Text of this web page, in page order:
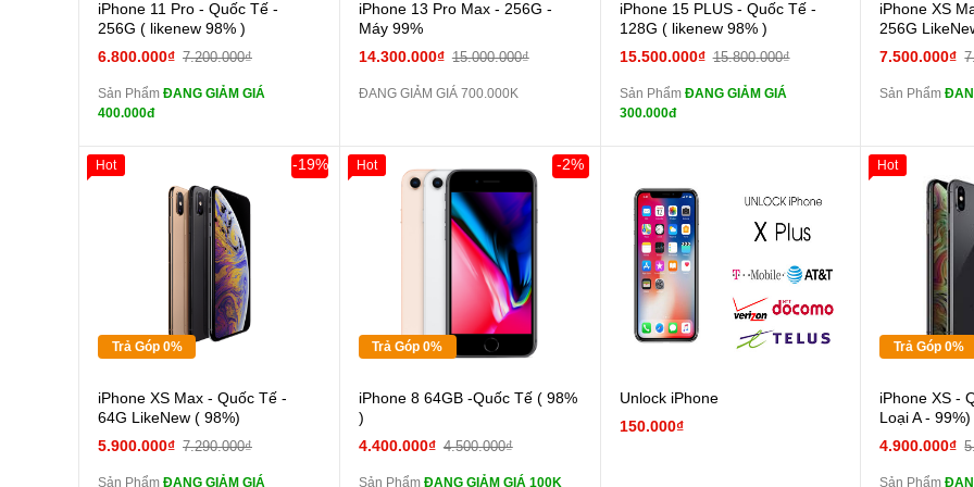
màn
tai nghe iPhone 6S
Pin dự phòng và
các Phụ Kiện Khác
iPhone 11 Pro - Quốc Tế -
256G ( likenew 98% )
6.800.000₫ 7.200.000₫
Sản Phẩm ĐANG GIẢM GIÁ
400.000đ
iPhone 13 Pro Max - 256G -
Máy 99%
14.300.000₫ 15.000.000₫
ĐANG GIẢM GIÁ 700.000K
màn
tai nghe iPhone 6S
Pin dự phòng và
các Phụ Kiện Khác
iPhone 15 PLUS - Quốc Tế -
128G ( likenew 98% )
15.500.000₫ 15.800.000₫
Sản Phẩm ĐANG GIẢM GIÁ
300.000đ
màn
các Phụ Kiện
iPhone XS
256G
7.500.000₫
Sản Phẩm
Trả Góp 0%
Giảm 100.000đ
Khách Hàng
Tặng
Cường lực 10D full
màn
tai nghe iPhone 6S
iPhone XS Max - Quốc Tế -
64G LikeNew ( 98%)
5.900.000₫ 7.290.000₫
-19%
Sản Phẩm ĐANG GIẢM GIÁ
Hot
Trả Góp 0%
Giảm 100.000đ
Khách Hàng
Thân Thiết
Tặng
Cường lực 10D full
màn
tai nghe iPhone 6S
iPhone 8 64GB -Quốc Tế ( 98%
)
4.400.000₫ 4.500.000₫
-2%
Sản Phẩm ĐANG GIẢM GIÁ 100K
Hot
Unlock iPhone
150.000₫
Trả Góp 0%
Giảm
Thân Thiết
Tặng
Tặng
màn
iPhone XS -
Loại A - 99%)
4.900.000₫
Sản Phẩm
Hot